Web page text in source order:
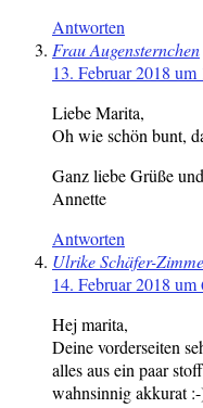
Antworten
Frau Augensternchen
13. Februar 2018
Liebe Marita,
Oh wie schön bunt,
Ganz liebe Grüße
Annette
Antworten
Ulrike Schäfer-
14. Februar 2018
Hej marita,
Deine vorderseiten
alles aus ein paar
wahnsinnig akkurat